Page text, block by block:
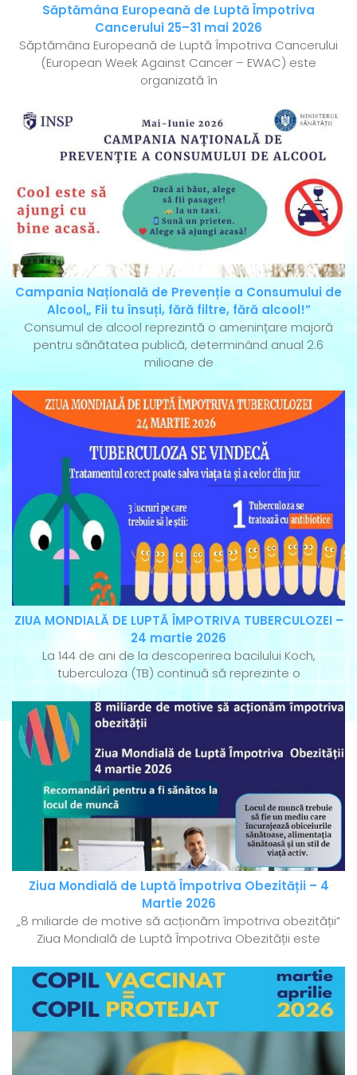
Săptămâna Europeană de Luptă Împotriva
Cancerului 25–31 mai 2026
Săptămâna Europeană de Luptă Împotriva Cancerului
(European Week Against Cancer – EWAC) este
organizată în
Campania Națională de Prevenție a Consumului de
Alcool„ Fii tu însuți, fără filtre, fără alcool!”
Consumul de alcool reprezintă o amenințare majoră
pentru sănătatea publică, determinând anual 2.6
milioane de
ZIUA MONDIALĂ DE LUPTĂ ÎMPOTRIVA TUBERCULOZEI –
24 martie 2026
La 144 de ani de la descoperirea bacilului Koch,
tuberculoza (TB) continuă să reprezinte o
Ziua Mondială de Luptă Împotriva Obezității – 4
Martie 2026
„8 miliarde de motive să acționăm împotriva obezității”
Ziua Mondială de Luptă Împotriva Obezității este